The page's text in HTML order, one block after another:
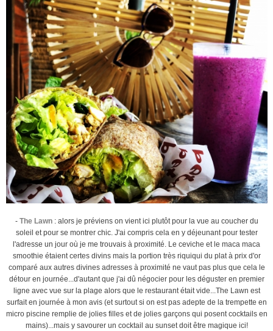
- The Lawn: alors je préviens on vient ici plutôt pour la vue au coucher du
soleil et pour se montrer chic. J'ai compris cela en y déjeunant pour tester
l'adresse un jour où je me trouvais à proximité. Le ceviche et le maca maca
smoothie étaient certes divins mais la portion très riquiqui du plat à prix d'or
comparé aux autres divines adresses à proximité ne vaut pas plus que cela le
détour en journée...d'autant que j'ai dû négocier pour les déguster en premier
ligne avec vue sur la plage alors que le restaurant était vide...The Lawn est
surfait en journée à mon avis (et surtout si on est pas adepte de la trempette en
micro piscine remplie de jolies filles et de jolies garçons qui posent cocktails en
mains)...mais y savourer un cocktail au sunset doit être magique ici!